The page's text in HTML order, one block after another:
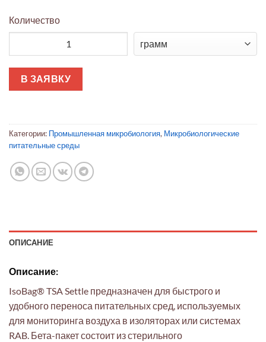
Количество
В ЗАЯВКУ
Категории: Промышленная микробиология, Микробиологические
питательные среды
ОПИСАНИЕ
Описание:
IsoBag® TSA Settle предназначен для быстрого и
удобного переноса питательных сред, используемых
для мониторинга воздуха в изоляторах или системах
RAB. Бета-пакет состоит из стерильного